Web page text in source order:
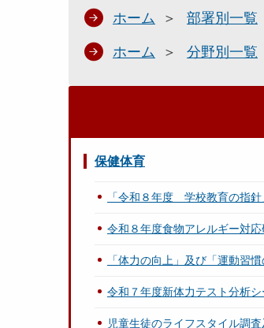
ホーム 部署別一覧
ホーム 分野別一覧
保健体育
「令和８年度 学校教育の指
令和８年度食物アレルギー対
「体力の向上」及び「運動習
令和７年度新体力テスト分析シ
児童生徒のライフスタイル調